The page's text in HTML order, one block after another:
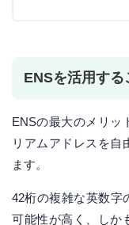
ENSを活用す
ENSの最大のメリッ
リアムアドレスを自
ます。
42桁の複雑な英数字
可能性が高く、しか